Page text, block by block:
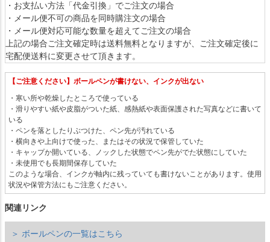
・お支払い方法「代金引換」でご注文の場合
・メール便不可の商品を同時購注文の場合
・メール便対応可能な数量を超えてご注文の場合
上記の場合ご注文確定時は送料無料となりますが、ご注文確定後に
宅配便送料に変更させて頂きます。
【ご注意ください】ボールペンが書けない、インクが出ない
・寒い所や乾燥したところで使っている
・滑りやすい紙や皮脂がついた紙、感熱紙や表面保護された写真などに書いて
いる
・ペンを落としたりぶつけた、ペン先が汚れている
・横向きや上向けで使った、またはその状況で保管していた
・キャップか開いている、ノックした状態でペン先がでた状態にしていた
・未使用でも長期間保存していた
このような場合、インクが軸内に残っていても書けないことがあります。使用
状況や保管方法にもご注意ください。
関連リンク
＞ ボールペンの一覧はこちら